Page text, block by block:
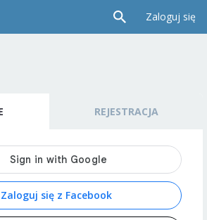
Zaloguj się
REJESTRACJA
Zaloguj się z Facebook